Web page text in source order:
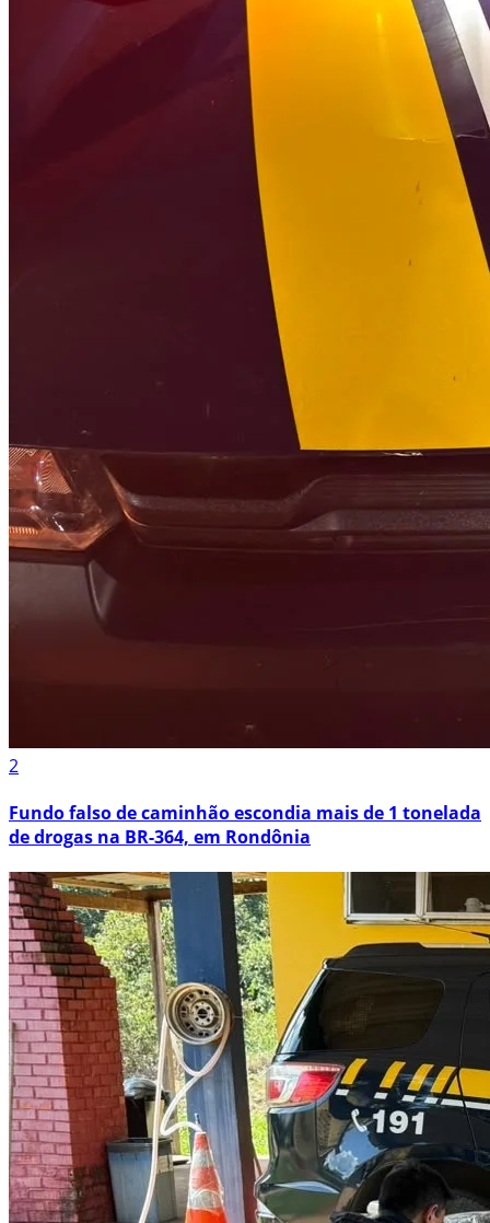
2
Fundo falso de caminhão escondia mais de 1 tonelada
de drogas na BR-364, em Rondônia